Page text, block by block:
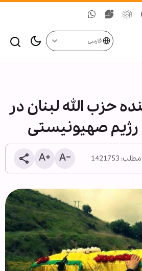
فارسی
۲ رزمنده حزب الله لبنان در
صهیونیستی
1421753